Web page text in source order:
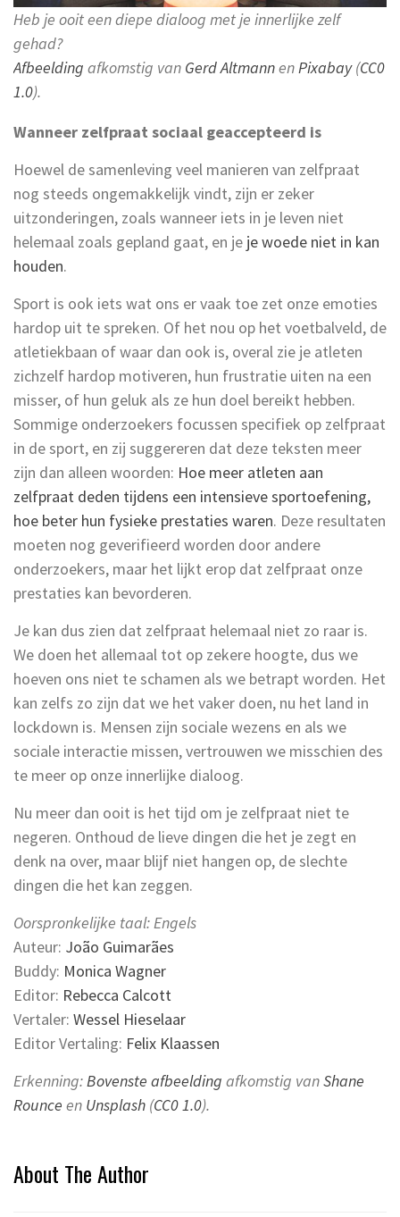
Heb je ooit een diepe dialoog met je innerlijke zelf
gehad?
Afbeelding afkomstig van Gerd AltmannenPixabay(CC0
1.0).
Wanneer zelfpraat sociaal geaccepteerd is
Hoewel de samenleving veel manieren van zelfpraat
nog steeds ongemakkelijk vindt, zijn er zeker
uitzonderingen, zoals wanneer iets in je leven niet
helemaal zoals gepland gaat, en je je woede niet in kan
houden.
Sport is ook iets wat ons er vaak toe zet onze emoties
hardop uit te spreken. Of het nou op het voetbalveld, de
atletiekbaan of waar dan ook is, overal zie je atleten
zichzelf hardop motiveren, hun frustratie uiten na een
misser, of hun geluk als ze hun doel bereikt hebben.
Sommige onderzoekers focussen specifiek op zelfpraat
in de sport, en zij suggereren dat deze teksten meer
zijn dan alleen woorden: Hoe meer atleten aan
zelfpraat deden tijdens een intensieve sportoefening,
hoe beter hun fysieke prestaties waren. Deze resultaten
moeten nog geverifieerd worden door andere
onderzoekers, maar het lijkt erop dat zelfpraat onze
prestaties kan bevorderen.
Je kan dus zien dat zelfpraat helemaal niet zo raar is.
We doen het allemaal tot op zekere hoogte, dus we
hoeven ons niet te schamen als we betrapt worden. Het
kan zelfs zo zijn dat we het vaker doen, nu het land in
lockdown is. Mensen zijn sociale wezens en als we
sociale interactie missen, vertrouwen we misschien des
te meer op onze innerlijke dialoog.
Nu meer dan ooit is het tijd om je zelfpraat niet te
negeren. Onthoud de lieve dingen die het je zegt en
denk na over, maar blijf niet hangen op, de slechte
dingen die het kan zeggen.
Oorspronkelijke taal: Engels
Auteur: João Guimarães
Buddy: Monica Wagner
Editor: Rebecca Calcott
Vertaler: Wessel Hieselaar
Editor Vertaling: Felix Klaassen
Erkenning:Bovenste afbeelding afkomstig vanShane
Rounce en Unsplash (CC0 1.0).
About The Author